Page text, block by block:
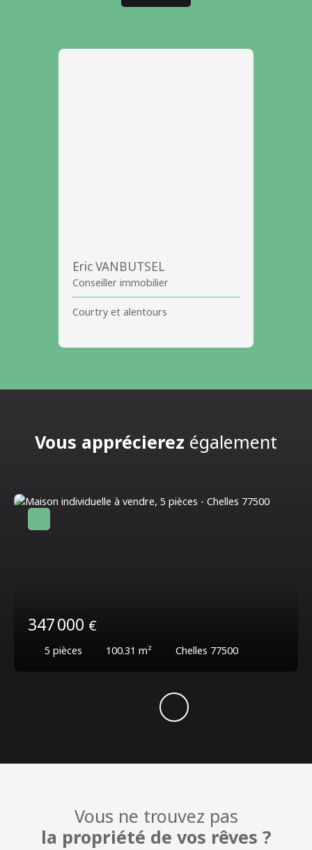
Eric VANBUTSEL
Conseiller immobilier
Courtry et alentours
Vous apprécierez également
347 000 €
5 pièces 100.31 m² Chelles 77500
Vous ne trouvez pas
la propriété de vos rêves ?